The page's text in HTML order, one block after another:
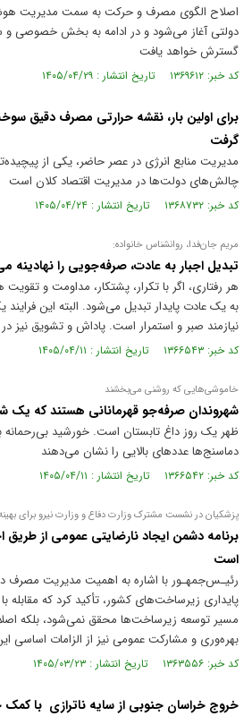
اصلاح الگوی مصرف و حرکت به سمت مدیریت
دولتی آغاز می‌شود و در ادامه به بخش خصوصی
گسترش خواهد یافت
کد خبر: ۱۳۶۹۶۱۲ تاریخ انتشار : ۱۴۰۵/۰۴/۲۹
برای اولین بار، نقشه حرارتی مصرف دقیق
گرفت
مدیریت منابع انرژی در عصر حاضر، یکی از
چالش‌های دولت‌ها در مدیریت اقتصاد کلان است
کد خبر: ۱۳۶۸۷۳۲ تاریخ انتشار : ۱۴۰۵/۰۴/۲۴
مریم جان‌فدا، روانشناس خانواده:
تبدیل اجبار به عادت، صرفه‌جویی را نهادینه
هر رفتاری، اگر با تکرار، پشتکار، مداومت و تقویت
به یک عادت پایدار تبدیل می‌شود. البته این فرایند
نیازمند صبر و استمرار است. پاداش و تشویق نیز
کد خبر: ۱۳۶۶۵۴۳ تاریخ انتشار : ۱۴۰۵/۰۴/۱۱
خاموشی‌هایی که روشنی می‌بخشند
شهروندان صرفه‌جو قهرمانانی هستند که یک
ظهر یک روز داغ تابستان است. خورشید بی‌رحمانه
دماسنج‌ها عدد‌های بالایی را نشان می‌دهند
کد خبر: ۱۳۶۶۵۴۲ تاریخ انتشار : ۱۴۰۵/۰۴/۱۱
پزشکیان در نشست مشترک وزارت دفاع و وزارت نیرو برای
برنامه دشمن ایجاد نارضایتی عمومی از
است
رئیـس‌جمهـور با اشاره به اهمیت مدیریت مصرف
پایداری زیرساخت‌های کشور، تأکید کرد که مقابله با
مسیر توسعه زیرساخت‌ها محقق نمی‌شود، بلکه
بهره‌وری و مشارکت عمومی نیز از الزامات اساسی
کد خبر: ۱۳۶۳۵۵۶ تاریخ انتشار : ۱۴۰۵/۰۳/۲۳
خروج خراسان جنوبی از سایه ناترازی با